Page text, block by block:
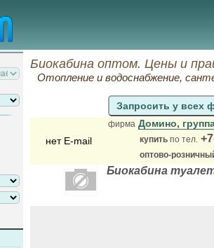
Биокабина оптом. Цены и
Отопление и водоснабжение,
Запросить у всех
нет E-mail
фирма Домино,
купить по тел.
оптово-
Биокабина